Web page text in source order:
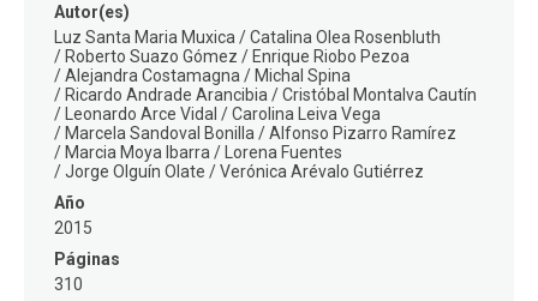
Autor(es)
Luz Santa Maria Muxica
Catalina Olea Rosenbluth
Roberto Suazo Gómez
Enrique Riobo Pezoa
Alejandra Costamagna
Michal Spina
Ricardo Andrade Arancibia
Cristóbal Montalva Cautín
Leonardo Arce Vidal
Carolina Leiva Vega
Marcela Sandoval Bonilla
Alfonso Pizarro Ramírez
Marcia Moya Ibarra
Lorena Fuentes
Jorge Olguín Olate
Verónica Arévalo Gutiérrez
Año
2015
Páginas
310